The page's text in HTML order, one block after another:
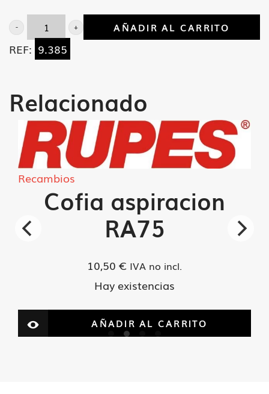
Muelle
forma
cantidad
AÑADIR AL CARRITO
REF: 9.385
Relacionado
Recambios
Cofia aspiracion
RA75
10,50 € IVA no incl.
Hay existencias
AÑADIR AL CARRITO